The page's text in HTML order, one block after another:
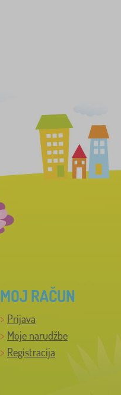
MOJ RAČUN
Prijava
Moje narudžbe
Registracija